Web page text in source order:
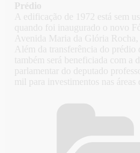
Prédio
A edificação de 1972 está sem
quando foi inaugurado o novo
Avenida Maria da Glória
Além da transferência do
também será beneficiada com a
parlamentar do deputado
mil para investimentos nas áreas